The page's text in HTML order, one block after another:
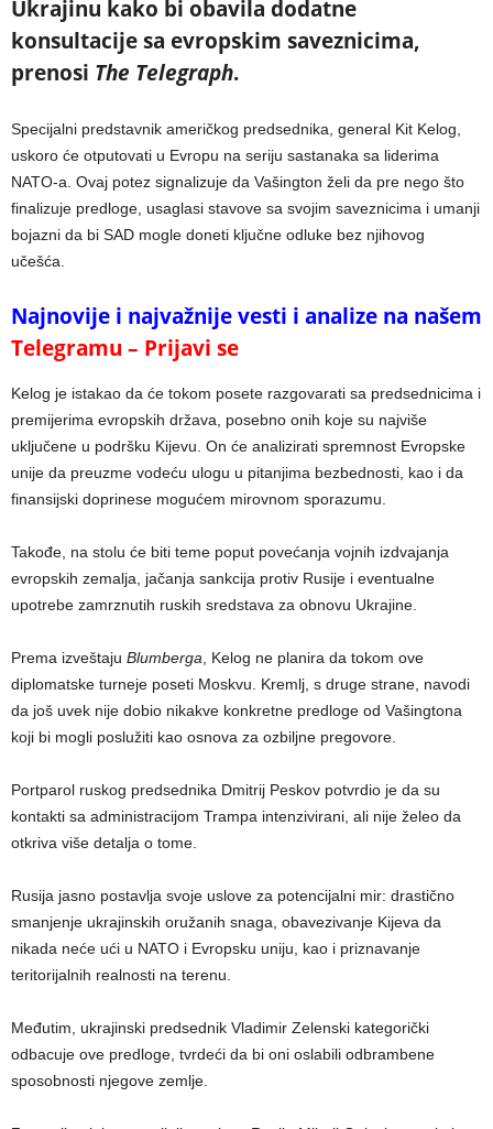
Ukrajinu kako bi obavila dodatne
konsultacije sa evropskim saveznicima,
prenosi The Telegraph.
Specijalni predstavnik američkog predsednika, general Kit Kelog,
uskoro će otputovati u Evropu na seriju sastanaka sa liderima
NATO-a. Ovaj potez signalizuje da Vašington želi da pre nego što
finalizuje predloge, usaglasi stavove sa svojim saveznicima i umanji
bojazni da bi SAD mogle doneti ključne odluke bez njihovog
učešća.
Najnovije i najvažnije vesti i analize na našem
Telegramu – Prijavi se
Kelog je istakao da će tokom posete razgovarati sa predsednicima i
premijerima evropskih država, posebno onih koje su najviše
uključene u podršku Kijevu. On će analizirati spremnost Evropske
unije da preuzme vodeću ulogu u pitanjima bezbednosti, kao i da
finansijski doprinese mogućem mirovnom sporazumu.
Takođe, na stolu će biti teme poput povećanja vojnih izdvajanja
evropskih zemalja, jačanja sankcija protiv Rusije i eventualne
upotrebe zamrznutih ruskih sredstava za obnovu Ukrajine.
Prema izveštaju Blumberga, Kelog ne planira da tokom ove
diplomatske turneje poseti Moskvu. Kremlj, s druge strane, navodi
da još uvek nije dobio nikakve konkretne predloge od Vašingtona
koji bi mogli poslužiti kao osnova za ozbiljne pregovore.
Portparol ruskog predsednika Dmitrij Peskov potvrdio je da su
kontakti sa administracijom Trampa intenzivirani, ali nije želeo da
otkriva više detalja o tome.
Rusija jasno postavlja svoje uslove za potencijalni mir: drastično
smanjenje ukrajinskih oružanih snaga, obavezivanje Kijeva da
nikada neće ući u NATO i Evropsku uniju, kao i priznavanje
teritorijalnih realnosti na terenu.
Međutim, ukrajinski predsednik Vladimir Zelenski kategorički
odbacuje ove predloge, tvrdeći da bi oni oslabili odbrambene
sposobnosti njegove zemlje.